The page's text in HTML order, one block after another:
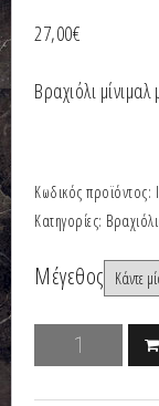
27,00€
Βραχιόλι
Κωδικός προϊόντος:
Κατηγορίες:
Μέγεθος